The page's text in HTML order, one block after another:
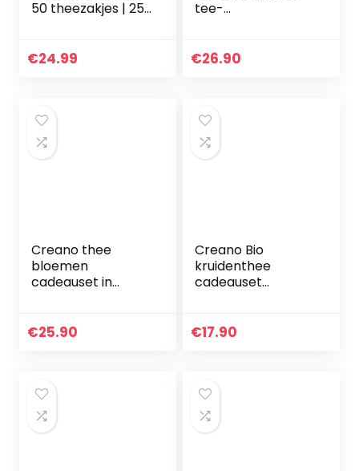
50 theezakjes | 25
theebladeren, 2
€24.99
tee-
Welt” in een
€26.90
Creano thee
bloemen
cadeauset in
soorten witte thee
€25.90
Creano Bio
kruidenthee
cadeauset
biologische
NIEUW 2022*
€17.90